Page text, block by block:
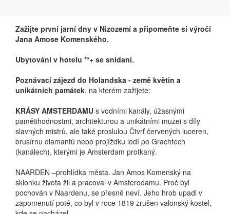
Zažijte první jarní dny v Nizozemí a připomeňte si výročí
Jana Amose Komenského.
Ubytování v hotelu **+ se snídaní.
Poznávací zájezd do Holandska - země květin a
unikátních památek, na kterém zažijete:
KRÁSY AMSTERDAMU s vodními kanály, úžasnými
pamětihodnostmi, architekturou a unikátními muzei s díly
slavných mistrů, ale také proslulou Čtvrť červených luceren,
brusírnu diamantů nebo projížďku lodí po Grachtech
(kanálech), kterými je Amsterdam protkaný.
NAARDEN –prohlídka města. Jan Amos Komenský na
sklonku života žil a pracoval v Amsterodamu. Proč byl
pochován v Naardenu, se přesně neví. Jeho hrob upadl v
zapomenutí poté, co byl v roce 1819 zrušen valonský kostel,